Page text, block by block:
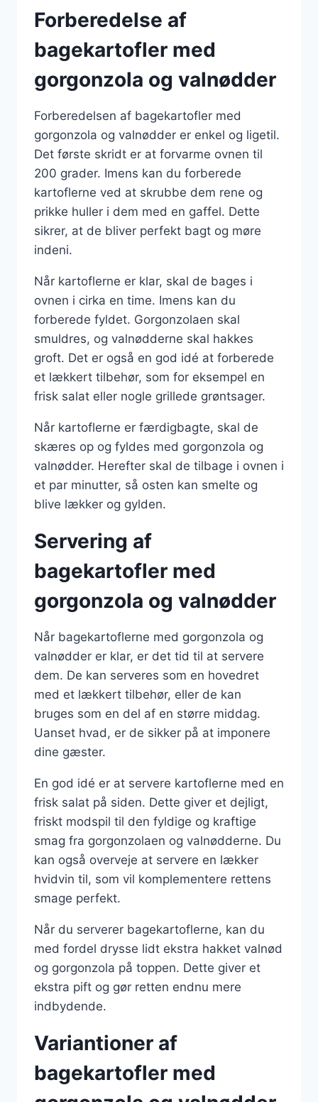
Forberedelse af
bagekartofler med
gorgonzola og valnødder
Forberedelsen af bagekartofler med
gorgonzola og valnødder er enkel og ligetil.
Det første skridt er at forvarme ovnen til
200 grader. Imens kan du forberede
kartoflerne ved at skrubbe dem rene og
prikke huller i dem med en gaffel. Dette
sikrer, at de bliver perfekt bagt og møre
indeni.
Når kartoflerne er klar, skal de bages i
ovnen i cirka en time. Imens kan du
forberede fyldet. Gorgonzolaen skal
smuldres, og valnødderne skal hakkes
groft. Det er også en god idé at forberede
et lækkert tilbehør, som for eksempel en
frisk salat eller nogle grillede grøntsager.
Når kartoflerne er færdigbagte, skal de
skæres op og fyldes med gorgonzola og
valnødder. Herefter skal de tilbage i ovnen i
et par minutter, så osten kan smelte og
blive lækker og gylden.
Servering af
bagekartofler med
gorgonzola og valnødder
Når bagekartoflerne med gorgonzola og
valnødder er klar, er det tid til at servere
dem. De kan serveres som en hovedret
med et lækkert tilbehør, eller de kan
bruges som en del af en større middag.
Uanset hvad, er de sikker på at imponere
dine gæster.
En god idé er at servere kartoflerne med en
frisk salat på siden. Dette giver et dejligt,
friskt modspil til den fyldige og kraftige
smag fra gorgonzolaen og valnødderne. Du
kan også overveje at servere en lækker
hvidvin til, som vil komplementere rettens
smage perfekt.
Når du serverer bagekartoflerne, kan du
med fordel drysse lidt ekstra hakket valnød
og gorgonzola på toppen. Dette giver et
ekstra pift og gør retten endnu mere
indbydende.
Variantioner af
bagekartofler med